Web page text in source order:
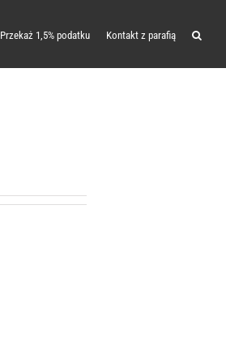
Przekaż 1,5% podatku Kontakt z parafią